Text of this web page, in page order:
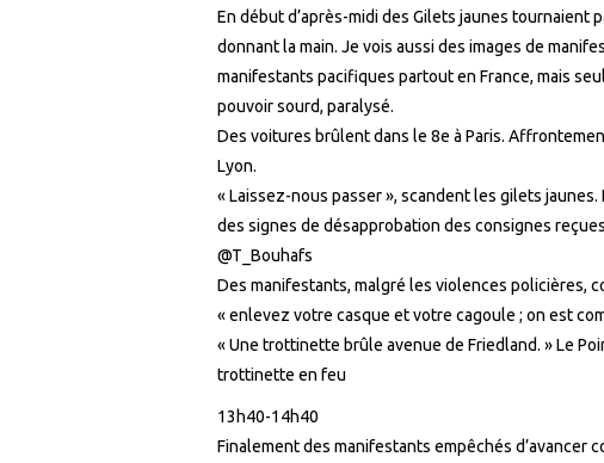
En début d’après-midi des Gilets jaunes tournaient
donnant la main. Je vois aussi des images de
manifestants pacifiques partout en France, mais
pouvoir sourd, paralysé.
Des voitures brûlent dans le 8e à Paris.
Lyon.
« Laissez-nous passer », scandent les gilets
des signes de désapprobation des consignes
@T_Bouhafs
Des manifestants, malgré les violences policières,
« enlevez votre casque et votre cagoule ; on est
« Une trottinette brûle avenue de Friedland. » Le
trottinette en feu
13h40-14h40
Finalement des manifestants empêchés d’avancer